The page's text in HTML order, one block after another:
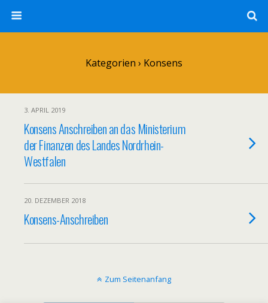
Kategorien › Konsens
3. APRIL 2019
Konsens Anschreiben an das Ministerium
der Finanzen des Landes Nordrhein-
Westfalen
20. DEZEMBER 2018
Konsens-Anschreiben
Zum Seitenanfang